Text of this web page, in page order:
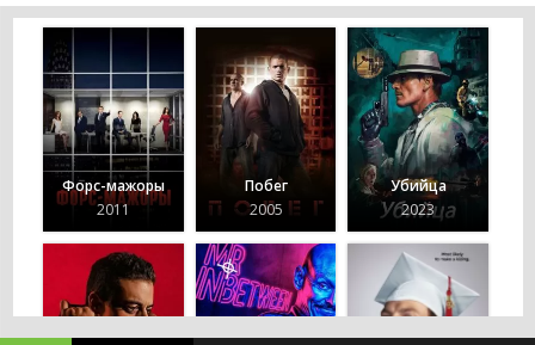
Форс-мажоры
2011
Побег
2005
Убийца
2023